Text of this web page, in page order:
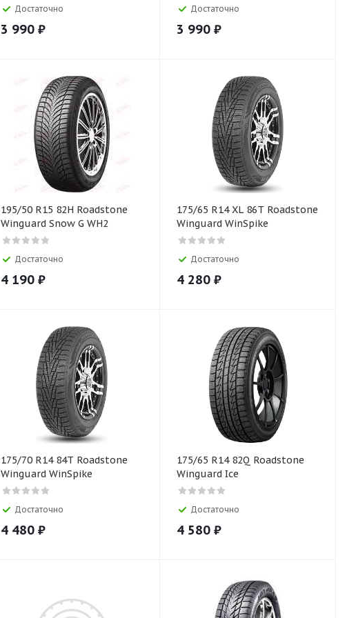
Достаточно
3 990 ₽
Достаточно
3 990 ₽
195/50 R15 82H Roadstone
Winguard Snow G WH2
Достаточно
4 190 ₽
175/65 R14 XL 86T Roadstone
Winguard WinSpike
Достаточно
4 280 ₽
175/70 R14 84T Roadstone
Winguard WinSpike
Достаточно
4 480 ₽
175/65 R14 82Q Roadstone
Winguard Ice
Достаточно
4 580 ₽